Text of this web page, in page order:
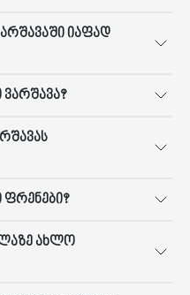
იაფად
ფრენები?
ახლო